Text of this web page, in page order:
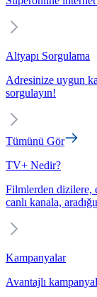
Altyapı Sorgulama
Adresinize uygun
sorgulayın!
Tümünü Gör
TV+ Nedir?
Filmlerden dizilere,
canlı kanala,
Kampanyalar
Avantajlı